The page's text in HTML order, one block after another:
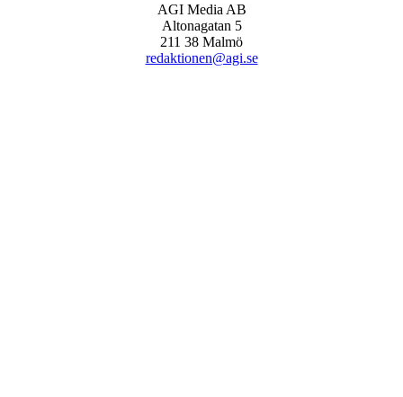
AGI Media AB
Altonagatan 5
211 38 Malmö
redaktionen@agi.se